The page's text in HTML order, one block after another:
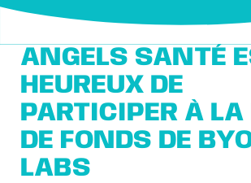
ANGELS SANTÉ
HEUREUX DE
PARTICIPER À LA
DE FONDS DE
LABS